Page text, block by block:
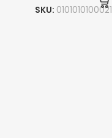
SKU: 0101010100021